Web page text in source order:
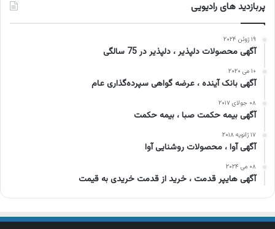
پربازدید های رادیویی
۱۹ ژوئن ۲۰۲۴
آگهی محصولات دلپذیر ، دلپذیر در 75 سالگی
۱۰ می ۲۰۲۰
آگهی بانک آینده ، عرضه گواهی سپرده‌گذاری عام
۰۸ جولای ۲۰۱۷
آگهی بیمه حکمت صبا ، بیمه حکمت
۱۷ ژانویه ۲۰۱۸
آگهی آوا ، محصولات روشنایی آوا
۰۸ می ۲۰۲۴
آگهی هایپر قدمت ، خرید از قدمت خریدی به قیمت